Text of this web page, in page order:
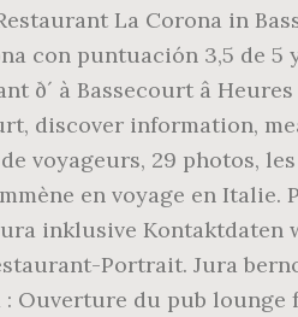
La Corona in
con puntuación 3,5 de 5
à Bassecourt â Heures
discover information,
voyageurs, 29 photos,
en voyage en
inklusive Kontaktdaten
Portrait. Jura
Ouverture du pub